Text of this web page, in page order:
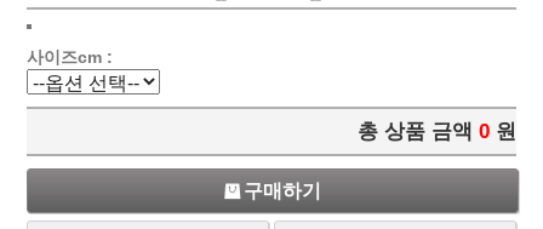
사이즈cm :
총 상품 금액 0 원
구매하기